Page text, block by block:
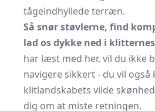
tågeindhyllede terræn.
Så snør støvlerne, find
lad os dykke ned i
har læst med her, vil du ikke
navigere sikkert - du vil også
klitlandskabets vilde
dig om at miste retningen.